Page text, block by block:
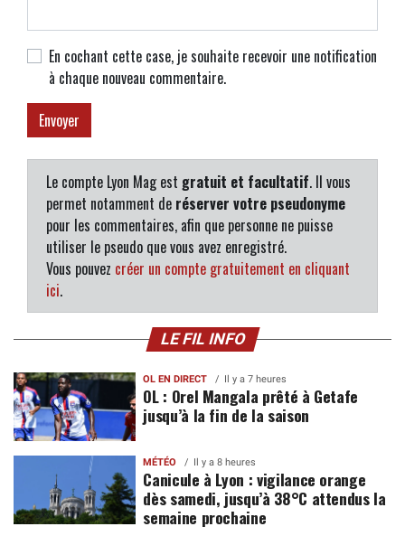
En cochant cette case, je souhaite recevoir une notification
à chaque nouveau commentaire.
Le compte Lyon Mag est gratuit et facultatif. Il vous
permet notamment de réserver votre pseudonyme
pour les commentaires, afin que personne ne puisse
utiliser le pseudo que vous avez enregistré.
Vous pouvez créer un compte gratuitement en cliquant
ici.
LE FIL INFO
OL EN DIRECT Il y a 7 heures
OL : Orel Mangala prêté à Getafe
jusqu’à la fin de la saison
MÉTÉO Il y a 8 heures
Canicule à Lyon : vigilance orange
dès samedi, jusqu’à 38°C attendus la
semaine prochaine